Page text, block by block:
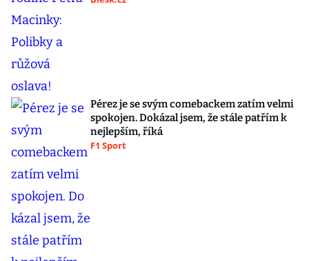
Pérez je se svým comebackem zatím velmi
spokojen. Dokázal jsem, že stále patřím k
nejlepším, říká
F1 Sport